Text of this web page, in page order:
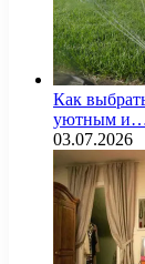
Как
уютным
03.07.2026